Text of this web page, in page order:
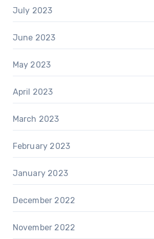
July 2023
June 2023
May 2023
April 2023
March 2023
February 2023
January 2023
December 2022
November 2022